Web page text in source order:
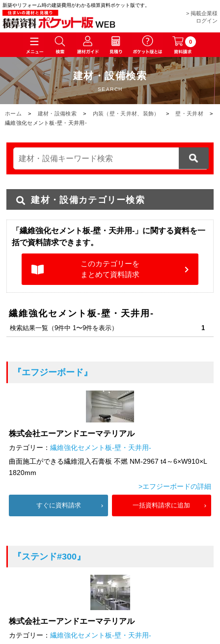
新築やリフォーム時の建築費用がわかる積算資料ポケット版です。
> 掲載企業様
ログイン
0
建材・設備検索
SEARCH
ホーム > 建材・設備検索 > 内装（壁・天井材、装飾） > 壁・天井材
>
繊維強化セメント板-壁・天井用-
建材・設備カテゴリー検索
「繊維強化セメント板-壁・天井用-」に関する資料を一
括で資料請求できます。
このカテゴリーを
まとめて資料請求
繊維強化セメント板-壁・天井用-
検索結果一覧（9件中 1〜9件を表示） 1
『エフジーボード』
株式会社エーアンドエーマテリアル
カテゴリー：繊維強化セメント板-壁・天井用-
曲面施工ができる繊維混入石膏板 不燃 NM-2967 t4～6×W910×L
1820mm
>エフジーボードの詳細
すぐに資料請求 一括資料請求に追加
『ステンド#300』
株式会社エーアンドエーマテリアル
カテゴリー：繊維強化セメント板-壁・天井用-